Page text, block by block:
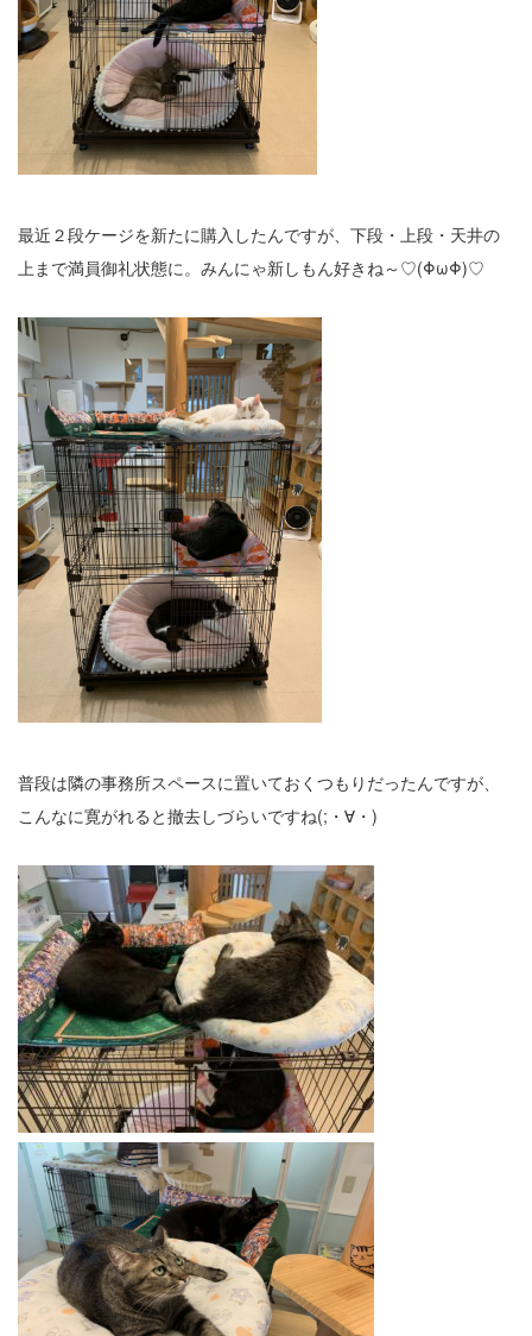
最近２段ケージを新たに購入したんですが、下段・上段・天井の
上まで満員御礼状態に。みんにゃ新しもん好きね～♡(ΦωΦ)♡
普段は隣の事務所スペースに置いておくつもりだったんですが、
こんなに寛がれると撤去しづらいですね(;・∀・)